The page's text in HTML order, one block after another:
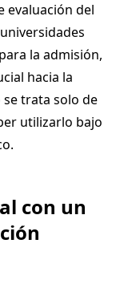
evaluación del
la admisión,
hacia la
trata solo de
utilizarlo bajo
con un